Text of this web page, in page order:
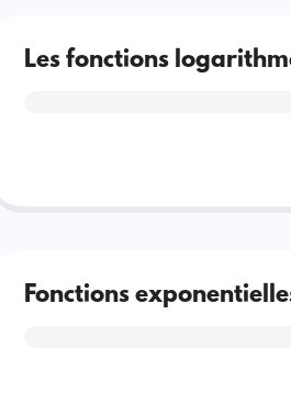
Les fonctions
Fonctions